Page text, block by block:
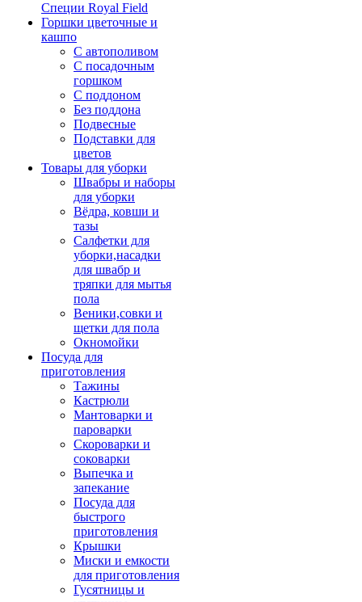
Специи Royal Field
Горшки цветочные и
кашпо
С автополивом
С посадочным
горшком
С поддоном
Без поддона
Подвесные
Подставки для
цветов
Товары для уборки
Швабры и наборы
для уборки
Вёдра, ковши и
тазы
Салфетки для
уборки,насадки
для швабр и
тряпки для мытья
пола
Веники,совки и
щетки для пола
Окномойки
Посуда для
приготовления
Тажины
Кастрюли
Мантоварки и
пароварки
Скороварки и
соковарки
Выпечка и
запекание
Посуда для
быстрого
приготовления
Крышки
Миски и емкости
для приготовления
Гусятницы и